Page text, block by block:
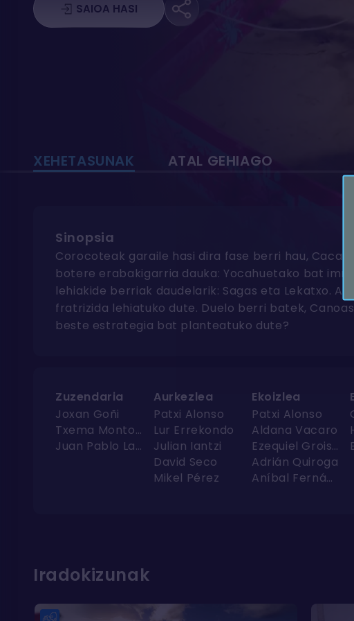
SAIOA HASI
XEHETASUNAK ATAL GEHIAGO
Sinopsia
Corocoteak garaile hasi dira fase berri hau,
botere erabakigarria dauka: Yocahuetako bat
lehiakide berriak daudelarik: Sagas eta Lekatxo.
fratrizida lehiatuko dute. Duelo berri batek,
beste estrategia bat planteatuko dute?
Zuzendaria
Joxan Goñi
Txema Montoya
Juan Pablo Lacroze
Aurkezlea
Patxi Alonso
Lur Errekondo
Julian Iantzi
David Seco
Mikel Pérez
Ekoizlea
Patxi Alonso
Aldana Vacaro
Ezequiel Groisman
Adrián Quiroga
Aníbal Fernández
Iradokizunak